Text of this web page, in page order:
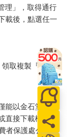
理」，取得通行
載後，點選任一
取複製『兌換
能以金石堂專屬
直接下載檔案。
者保護處公告之